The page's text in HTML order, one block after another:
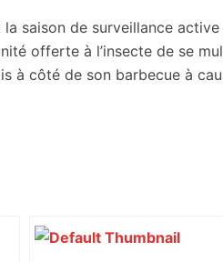
saison de surveillance active
offerte à l’insecte de se
à côté de son barbecue à